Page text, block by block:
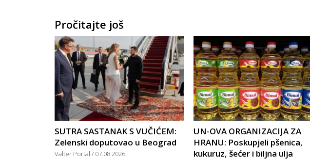
Pročitajte još
SUTRA SASTANAK S VUČIĆEM:
Zelenski doputovao u Beograd
Valter Portal 07.08.2026
UN-OVA ORGANIZACIJA ZA
HRANU: Poskupjeli pšenica,
kukuruz, šećer i biljna ulja